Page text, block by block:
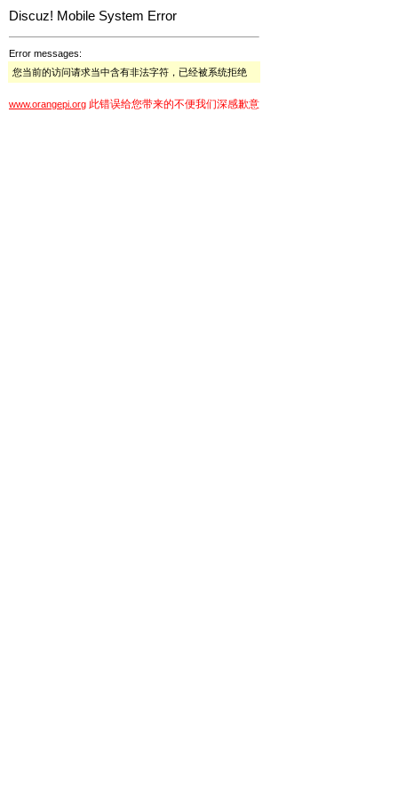
Discuz! Mobile System Error
Error messages:
您当前的访问请求当中含有非法字符，已经被系统拒绝
www.orangepi.org 此错误给您带来的不便我们深感歉意